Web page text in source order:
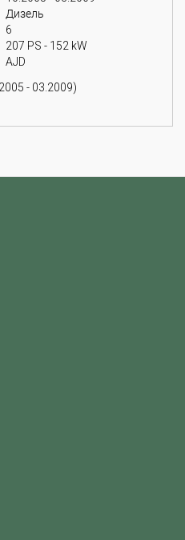
Дизель
6
207 PS - 152 kW
AJD
- 03.2009)